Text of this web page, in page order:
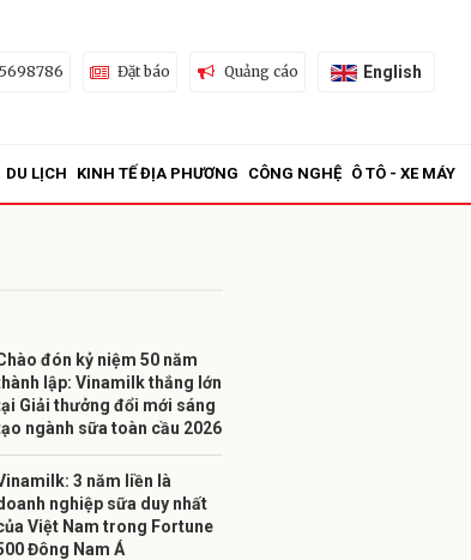
Đặt báo Quảng cáo English
DU LỊCH KINH TẾ ĐỊA PHƯƠNG CÔNG NGHỆ Ô TÔ - XE MÁY
đón kỷ niệm 50 năm
lập: Vinamilk thắng lớn
Giải thưởng đổi mới sáng
ngành sữa toàn cầu 2026
3 năm liền là
nghiệp sữa duy nhất
Việt Nam trong Fortune
Đông Nam Á